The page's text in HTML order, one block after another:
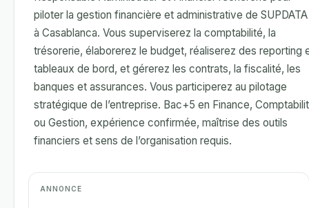
piloter la gestion financière et administrative de SUPDATA
à Casablanca. Vous superviserez la comptabilité, la
trésorerie, élaborerez le budget, réaliserez des reporting
tableaux de bord, et gérerez les contrats, la fiscalité, les
banques et assurances. Vous participerez au pilotage
stratégique de l’entreprise. Bac+5 en Finance,
ou Gestion, expérience confirmée, maîtrise des outils
financiers et sens de l’organisation requis.